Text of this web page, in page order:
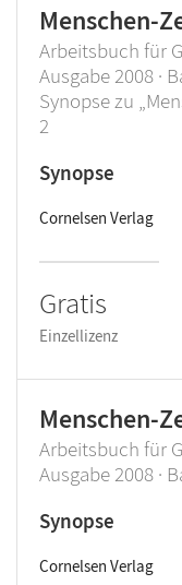
Menschen-
Arbeitsbuch für
Ausgabe 2008 ·
Synopse zu
2
Synopse
Cornelsen Verlag
Gratis
Einzellizenz
Menschen-
Arbeitsbuch für
Ausgabe 2008 ·
Synopse
Cornelsen Verlag